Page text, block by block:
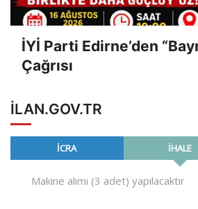
İYİ Parti Edirne’den
Çağrısı
ILAN.GOV.TR